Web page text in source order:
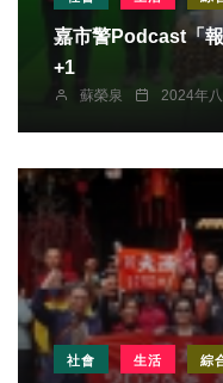
嘉市警Podcast「
+1
蘇榮泉 2024年
社會 生活 綜